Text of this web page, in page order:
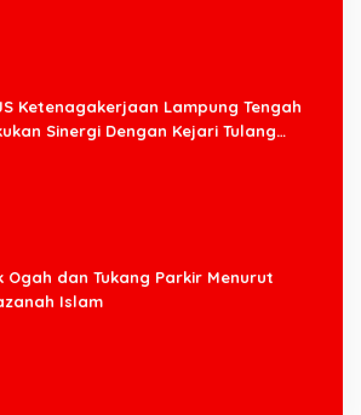
Ketenagakerjaan Lampung Tengah
Sinergi Dengan Kejari Tulang
Ogah dan Tukang Parkir Menurut
Islam